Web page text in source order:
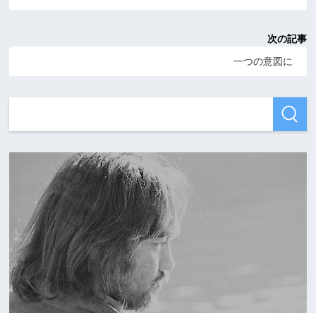
次の記事
一つの意図に